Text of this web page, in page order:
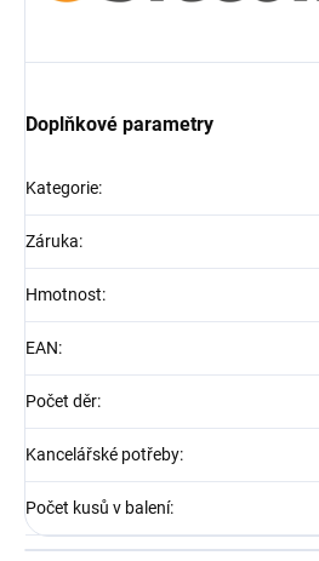
Doplňkové parametry
Kategorie:
Záruka:
Hmotnost:
EAN:
Počet děr:
Kancelářské potřeby:
Počet kusů v balení: